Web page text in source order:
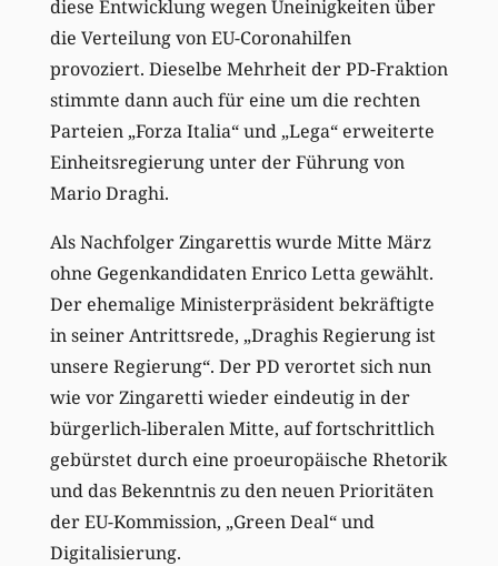
diese Entwicklung wegen Uneinigkeiten über
die Verteilung von EU-Coronahilfen
provoziert. Dieselbe Mehrheit der PD-Fraktion
stimmte dann auch für eine um die rechten
Parteien „Forza Italia“ und „Lega“ erweiterte
Einheitsregierung unter der Führung von
Mario Draghi.
Als Nachfolger Zingarettis wurde Mitte März
ohne Gegenkandidaten Enrico Letta gewählt.
Der ehemalige Ministerpräsident bekräftigte
in seiner Antrittsrede, „Draghis Regierung ist
unsere Regierung“. Der PD verortet sich nun
wie vor Zingaretti wieder eindeutig in der
bürgerlich-liberalen Mitte, auf fortschrittlich
gebürstet durch eine proeuropäische Rhetorik
und das Bekenntnis zu den neuen Prioritäten
der EU-Kommission, „Green Deal“ und
Digitalisierung.